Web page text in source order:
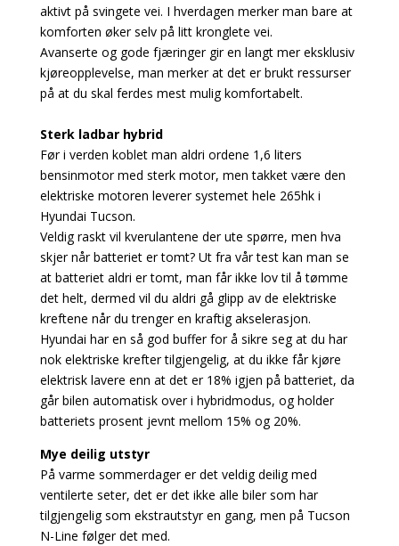
aktivt på svingete vei. I hverdagen merker man bare at
komforten øker selv på litt kronglete vei.
Avanserte og gode fjæringer gir en langt mer eksklusiv
kjøreopplevelse, man merker at det er brukt ressurser
på at du skal ferdes mest mulig komfortabelt.
Sterk ladbar hybrid
Før i verden koblet man aldri ordene 1,6 liters
bensinmotor med sterk motor, men takket være den
elektriske motoren leverer systemet hele 265hk i
Hyundai Tucson.
Veldig raskt vil kverulantene der ute spørre, men hva
skjer når batteriet er tomt? Ut fra vår test kan man se
at batteriet aldri er tomt, man får ikke lov til å tømme
det helt, dermed vil du aldri gå glipp av de elektriske
kreftene når du trenger en kraftig akselerasjon.
Hyundai har en så god buffer for å sikre seg at du har
nok elektriske krefter tilgjengelig, at du ikke får kjøre
elektrisk lavere enn at det er 18% igjen på batteriet, da
går bilen automatisk over i hybridmodus, og holder
batteriets prosent jevnt mellom 15% og 20%.
Mye deilig utstyr
På varme sommerdager er det veldig deilig med
ventilerte seter, det er det ikke alle biler som har
tilgjengelig som ekstrautstyr en gang, men på Tucson
N-Line følger det med.